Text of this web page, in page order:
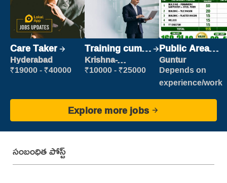
Care Taker
Hyderabad
₹19000 - ₹40000
Training cum
Placement
Krishna-
vijayawada
₹10000 - ₹25000
Public Area
Cleaner
Guntur
Depends on
experience/work
Explore more jobs
సంబంధిత పోస్ట్